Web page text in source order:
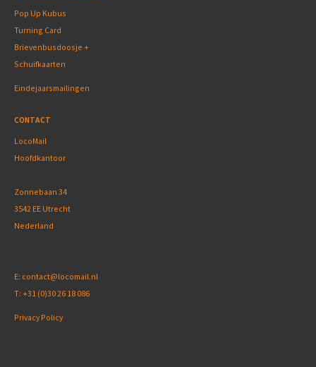
Pop Up Kubus
Turning Card
Brievenbusdoosje +
Schuifkaarten
Eindejaarsmailingen
CONTACT
LocoMail
Hoofdkantoor
Zonnebaan 34
3542 EE Utrecht
Nederland
E: contact@locomail.nl
T: +31 (0)30 26 18 086
Privacy Policy